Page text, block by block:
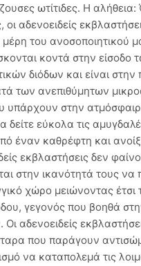
ωτίτιδες. Η
αδενοειδείς
μέρη του ανοσοποιητικού
κοντά στην είσοδο
διόδων και είναι
των ανεπιθύμητων
υπάρχουν στην
δείτε εύκολα τις
έναν καθρέφτη και
εκβλαστήσεις δεν
στην ικανότητά τους να
χώρο μειώνοντας έτσι
γεγονός που βοηθά
Οι αδενοειδείς
που παράγουν
να καταπολεμά τις